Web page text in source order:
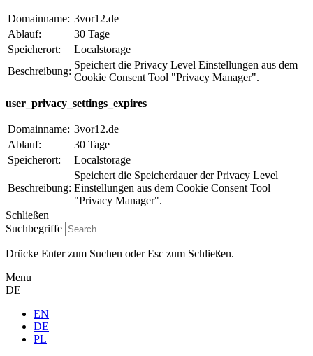
Domainname: 3vor12.de
Ablauf:
30 Tage
Speicherort:
Localstorage
Beschreibung:
Speichert die Privacy Level Einstellungen aus dem
Cookie Consent Tool "Privacy Manager".
user_privacy_settings_expires
Domainname: 3vor12.de
Ablauf:
30 Tage
Speicherort:
Localstorage
Beschreibung:
Speichert die Speicherdauer der Privacy Level
Einstellungen aus dem Cookie Consent Tool
"Privacy Manager".
Schließen
Suchbegriffe
Drücke Enter zum Suchen oder Esc zum Schließen.
Menu
DE
EN
DE
PL